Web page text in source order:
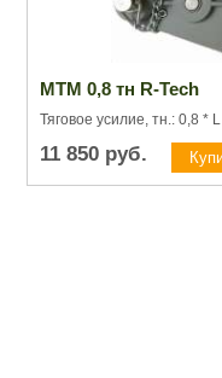
МТМ 0,8 тн R-Tech
Тяговое усилие, тн.: 0,8 *
11 850 руб.